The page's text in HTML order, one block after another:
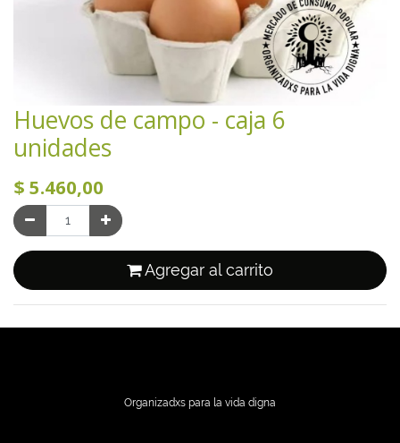
Huevos de campo - caja 6
unidades
$ 5.460,00
Agregar al carrito
Organizadxs para la vida digna